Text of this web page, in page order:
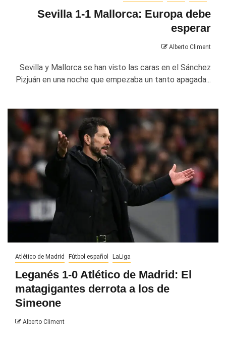
Sevilla 1-1 Mallorca: Europa debe
esperar
Alberto Climent
Sevilla y Mallorca se han visto las caras en el Sánchez
Pizjuán en una noche que empezaba un tanto apagada...
Atlético de Madrid Fútbol español LaLiga
Leganés 1-0 Atlético de Madrid: El
matagigantes derrota a los de
Simeone
Alberto Climent